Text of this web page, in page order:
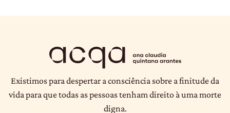
Existimos para despertar a consciência sobre a finitude da
vida para que todas as pessoas tenham direito à uma morte
digna.